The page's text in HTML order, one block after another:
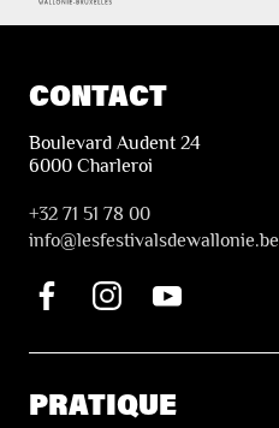
CONTACT
Boulevard Audent 24
6000 Charleroi
+32 71 51 78 00
info@lesfestivalsdewallonie.be
PRATIQUE